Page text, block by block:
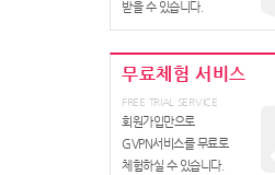
받을 수 있습니다.
무료체험 서비스
FREE TRIAL SERVICE
회원가입만으로
GVPN서비스를 무료로
체험하실 수 있습니다.